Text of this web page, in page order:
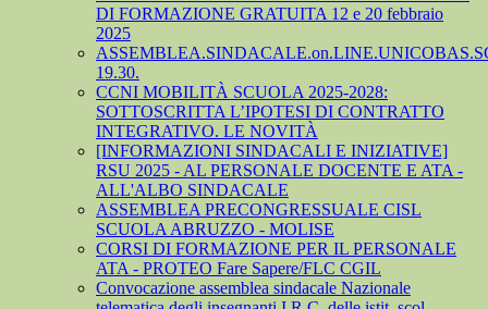
DI FORMAZIONE GRATUITA 12 e 20 febbraio
2025
19.30.
CCNI MOBILITÀ SCUOLA 2025-2028:
SOTTOSCRITTA L’IPOTESI DI CONTRATTO
INTEGRATIVO. LE NOVITÀ
[INFORMAZIONI SINDACALI E INIZIATIVE]
RSU 2025 - AL PERSONALE DOCENTE E ATA -
ALL'ALBO SINDACALE
ASSEMBLEA PRECONGRESSUALE CISL
SCUOLA ABRUZZO - MOLISE
CORSI DI FORMAZIONE PER IL PERSONALE
ATA - PROTEO Fare Sapere/FLC CGIL
Convocazione assemblea sindacale Nazionale